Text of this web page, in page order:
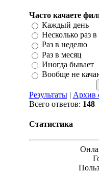
Часто качаете
Каждый день
Несколько раз
Раз в неделю
Раз в месяц
Иногда бывает
Вообще не
Результаты| Архив
Всего ответов: 148
Статистика